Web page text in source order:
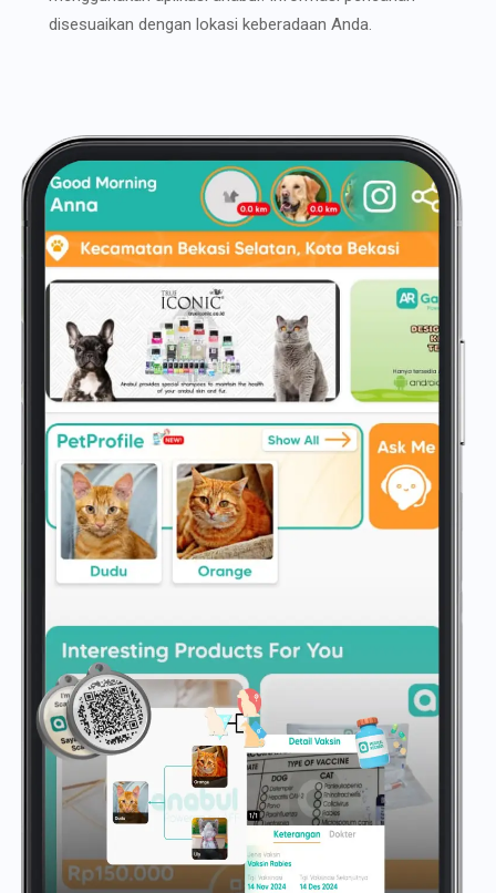
disesuaikan dengan lokasi keberadaan Anda.